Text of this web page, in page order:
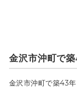
金沢市沖町で
金沢市沖町で築43